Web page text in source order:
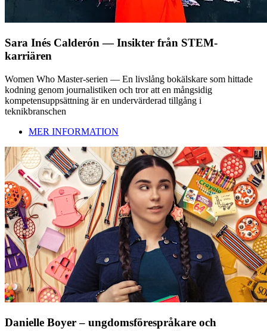
Sara Inés Calderón — Insikter från STEM-
karriären
Women Who Master-serien — En livslång bokälskare som hittade
kodning genom journalistiken och tror att en mångsidig
kompetensuppsättning är en undervärderad tillgång i
teknikbranschen
MER INFORMATION
Danielle Boyer – ungdomsförespråkare och